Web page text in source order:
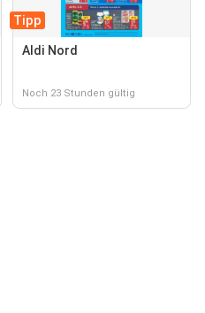
Tipp
Aldi Nord
Noch 23 Stunden gültig